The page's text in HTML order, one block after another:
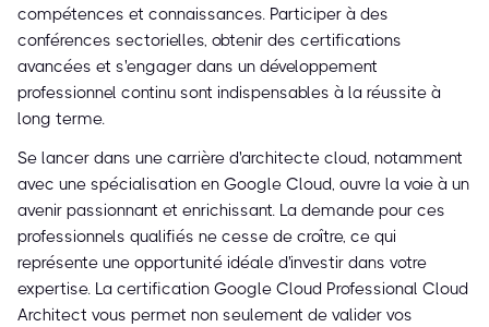
compétences et connaissances. Participer à des
conférences sectorielles, obtenir des certifications
avancées et s'engager dans un développement
professionnel continu sont indispensables à la réussite à
long terme.
Se lancer dans une carrière d'architecte cloud, notamment
avec une spécialisation en Google Cloud, ouvre la voie à un
avenir passionnant et enrichissant. La demande pour ces
professionnels qualifiés ne cesse de croître, ce qui
représente une opportunité idéale d'investir dans votre
expertise. La certification Google Cloud Professional Cloud
Architect vous permet non seulement de valider vos